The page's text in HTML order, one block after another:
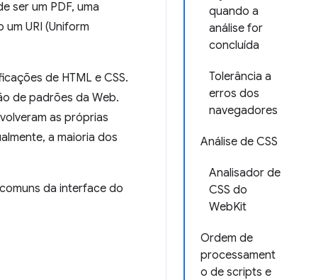
quando a
análise for
concluída
Tolerância a
erros dos
navegadores
Análise de CSS
Analisador de
CSS do
WebKit
Ordem de
processament
o de scripts e
ser um PDF, uma
URI (Uniform
de HTML e CSS.
de padrões da Web.
as próprias
a maioria dos
da interface do